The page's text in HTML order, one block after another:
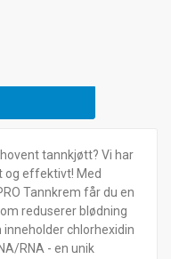
tannkjøtt? Vi har
og effektivt! Med
Tannkrem får du en
reduserer blødning
chlorhexidin
RNA - en unik